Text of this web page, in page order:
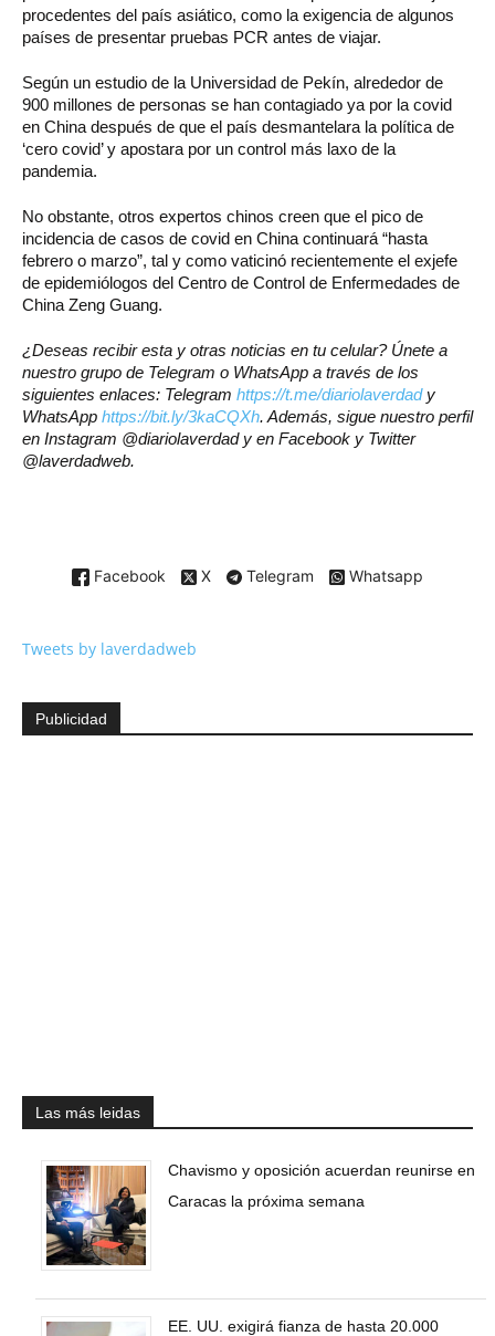
procedentes del país asiático, como la exigencia de algunos
países de presentar pruebas PCR antes de viajar.
Según un estudio de la Universidad de Pekín, alrededor de
900 millones de personas se han contagiado ya por la covid
en China después de que el país desmantelara la política de
‘cero covid’ y apostara por un control más laxo de la
pandemia.
No obstante, otros expertos chinos creen que el pico de
incidencia de casos de covid en China continuará “hasta
febrero o marzo”, tal y como vaticinó recientemente el exjefe
de epidemiólogos del Centro de Control de Enfermedades de
China Zeng Guang.
¿Deseas recibir esta y otras noticias en tu celular? Únete a
nuestro grupo de Telegram o WhatsApp a través de los
siguientes enlaces: Telegram https://t.me/diariolaverdady
WhatsApp https://bit.ly/3kaCQXh. Además, sigue nuestro perfil
en Instagram @diariolaverdad y en Facebook y Twitter
@laverdadweb.
Facebook X Telegram Whatsapp
Tweets by laverdadweb
Publicidad
Las más leidas
Chavismo y oposición acuerdan reunirse en
Caracas la próxima semana
EE. UU. exigirá fianza de hasta 20.000